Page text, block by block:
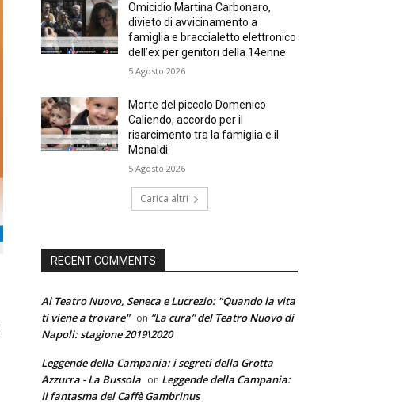
Omicidio Martina Carbonaro,
divieto di avvicinamento a
famiglia e braccialetto elettronico
dell’ex per genitori della 14enne
5 Agosto 2026
Morte del piccolo Domenico
Caliendo, accordo per il
risarcimento tra la famiglia e il
Monaldi
5 Agosto 2026
Carica altri
RECENT COMMENTS
Al Teatro Nuovo, Seneca e Lucrezio: "Quando la vita
ti viene a trovare" on “La cura” del Teatro Nuovo di
Napoli: stagione 2019\2020
Leggende della Campania: i segreti della Grotta
Azzurra - La Bussola on Leggende della Campania:
Il fantasma del Caffè Gambrinus